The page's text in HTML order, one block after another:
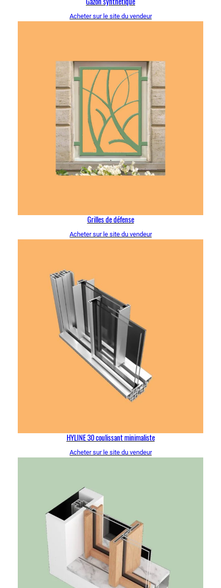
Acheter sur le site du vendeur
Grilles de défense
Acheter sur le site du vendeur
HYLINE 30 coulissant minimaliste
Acheter sur le site du vendeur